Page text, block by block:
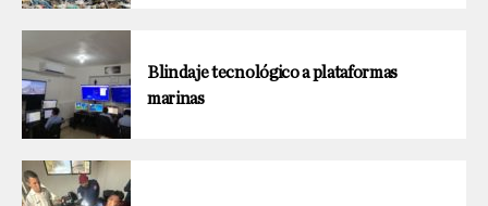
Blindaje tecnológico a plataformas
marinas